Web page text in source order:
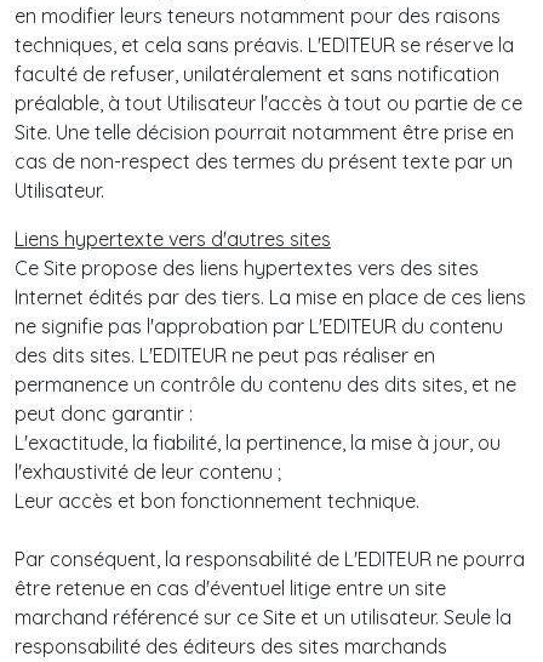
en modifier leurs teneurs notamment pour des raisons
techniques, et cela sans préavis. L'EDITEUR se réserve la
faculté de refuser, unilatéralement et sans notification
préalable, à tout Utilisateur l'accès à tout ou partie de ce
Site. Une telle décision pourrait notamment être prise en
cas de non-respect des termes du présent texte par un
Utilisateur.
Liens hypertexte vers d'autres sites
Ce Site propose des liens hypertextes vers des sites
Internet édités par des tiers. La mise en place de ces liens
ne signifie pas l'approbation par L'EDITEUR du contenu
des dits sites. L'EDITEUR ne peut pas réaliser en
permanence un contrôle du contenu des dits sites, et ne
peut donc garantir :
L'exactitude, la fiabilité, la pertinence, la mise à jour, ou
l'exhaustivité de leur contenu ;
Leur accès et bon fonctionnement technique.
Par conséquent, la responsabilité de L'EDITEUR ne pourra
être retenue en cas d'éventuel litige entre un site
marchand référencé sur ce Site et un utilisateur. Seule la
responsabilité des éditeurs des sites marchands